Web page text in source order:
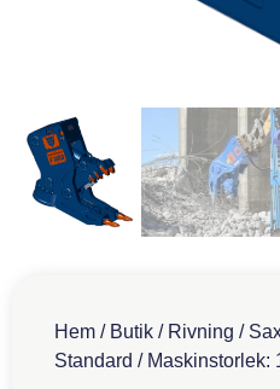
Hem / Butik / Rivning /
Standard / Maskinstorlek: